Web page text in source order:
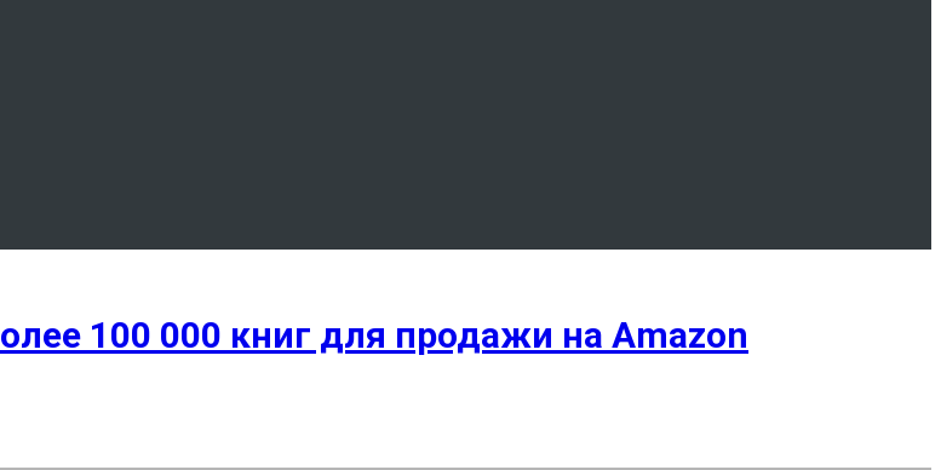
100 000 книг для продажи на Amazon